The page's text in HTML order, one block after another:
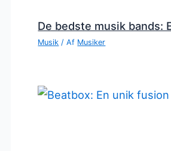
De bedste musik bands:
Musik / Af Musiker